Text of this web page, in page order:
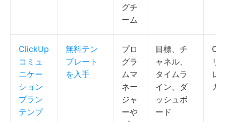
グチ
ーム
ClickUp
コミュ
ニケー
ション
プラン
テンプ
無料テン
プレート
を入手
プロ
グラ
ムマ
ネー
ジャ
ーや
目標、チ
ャネル、
タイムラ
イン、ダ
ッシュボ
ード
リ
レ
ガ